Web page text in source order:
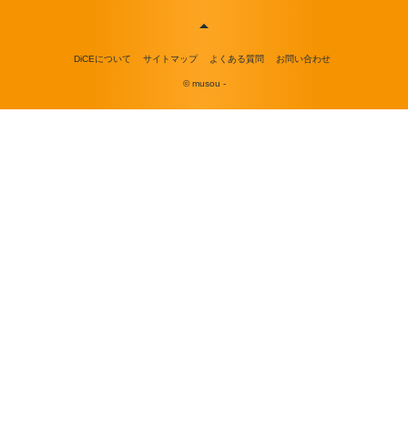
DiCEについて サイトマップ よくある質問 お問い合わせ
© musou -